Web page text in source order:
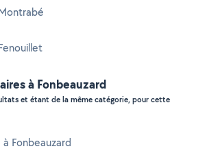
à Fonbeauzard
et étant de la même catégorie, pour cette
Fonbeauzard